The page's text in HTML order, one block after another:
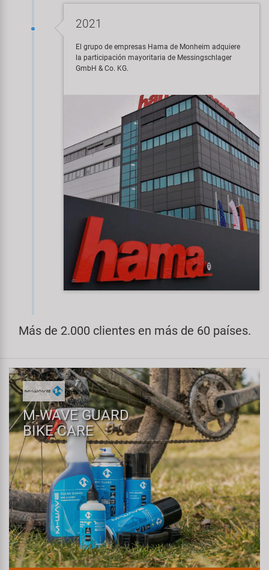
2021
El grupo de empresas Hama de Monheim adquiere
la participación mayoritaria de Messingschlager
GmbH & Co. KG.
Más de 2.000 clientes en más de 60 países.
M-WAVE GUARD
BIKE CARE